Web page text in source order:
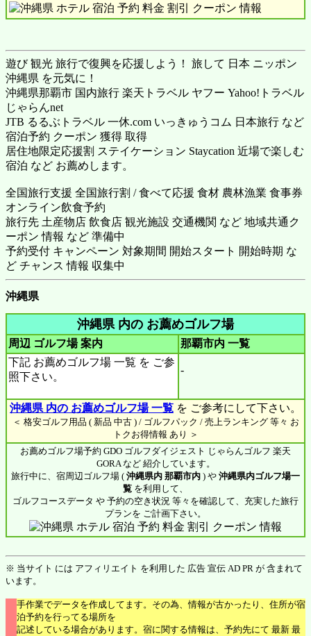
遊び 観光 旅行で復興を応援しよう！ 旅して 日本 ニッポン
沖縄県 を元気に！
沖縄県那覇市 国内旅行 楽天トラベル ヤフー Yahoo!トラベル
じゃらんnet
JTB るるぶトラベル 一休.com いっきゅうコム 日本旅行 など
宿泊予約 クーポン 獲得 取得
居住地限定応援割 ステイケーション Staycation 近場で楽しむ
宿泊 など お薦めします。
全国旅行支援 全国旅行割 / 食べて応援 食材 農林漁業 食事券
オンライン飲食予約
旅行先 土産物店 飲食店 観光施設 交通機関 など 地域共通ク
ーポン 情報 など 準備中
予約受付 キャンペーン 対象期間 開始スタート 開始時期 な
ど チャンス 情報 収集中
沖縄県
沖縄県 内の お薦めゴルフ場
周辺 ゴルフ場 案内 那覇市内 一覧
下記 お薦めゴルフ場 一覧 を ご参
照下さい。
-
沖縄県 内の お薦めゴルフ場 一覧 を ご参考にして下さい。
＜ 格安ゴルフ用品 ( 新品 中古 ) / ゴルフパック / 売上ランキング 等々 お
トクお得情報 あり ＞
お薦めゴルフ場予約 GDO ゴルフダイジェスト じゃらんゴルフ 楽天
GORA など 紹介しています。
旅行中に、宿周辺ゴルフ場 ( 沖縄県内 那覇市内 ) や 沖縄県内ゴルフ場一
覧 を利用して、
ゴルフコースデータ や 予約の空き状況 等々を確認して、充実した旅行
プランを ご計画下さい。
※ 当サイト には アフィリエイト を利用した 広告 宣伝 AD PR が 含まれて
います。
手作業でデータを作成してます。その為、情報が古かったり、住所が宿
泊予約を行ってる場所を
記述している場合があります。宿に関する情報は、予約先にて 最新 最